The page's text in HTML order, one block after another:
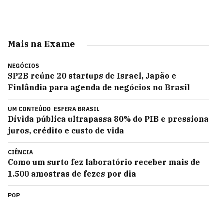
Mais na Exame
NEGÓCIOS
SP2B reúne 20 startups de Israel, Japão e
Finlândia para agenda de negócios no Brasil
UM CONTEÚDO ESFERA BRASIL
Dívida pública ultrapassa 80% do PIB e pressiona
juros, crédito e custo de vida
CIÊNCIA
Como um surto fez laboratório receber mais de
1.500 amostras de fezes por dia
POP